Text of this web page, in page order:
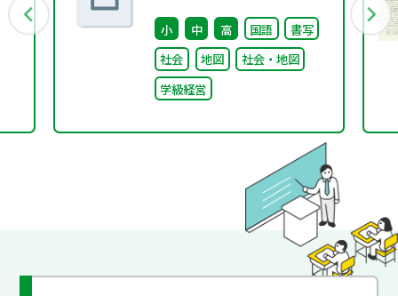
ーニングの視点からの学
習・指導方法の改善のた
めの実践研究 推進
小 中 高 国語
書写
社会
地図
社会・地図
学級経営